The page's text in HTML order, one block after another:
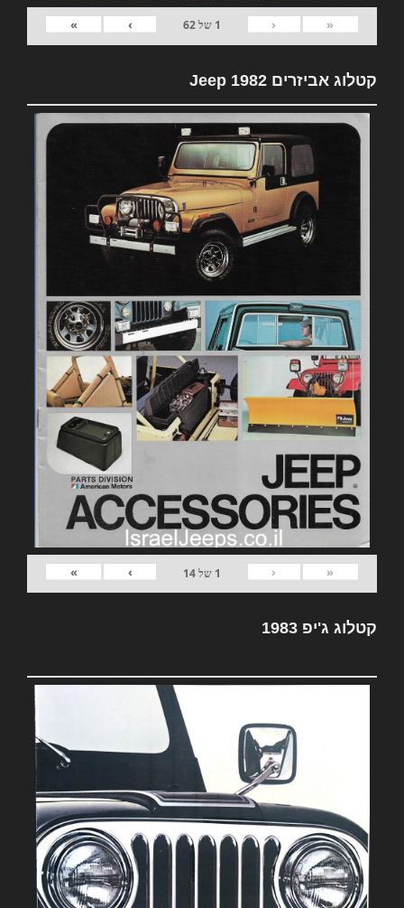
«
‹
1 של62
›
»
קטלוג אביזרים 1982 Jeep
«
‹
1 של14
›
»
קטלוג ג'יפ 1983